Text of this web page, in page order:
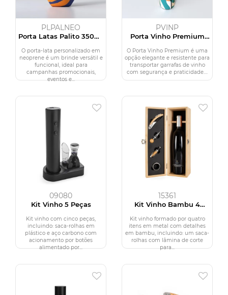
PLPALNEO
Porta Latas Palito 350ml
Personalizado
O porta-lata personalizado em
neoprene é um brinde versátil e
funcional, ideal para
campanhas promocionais,
eventos e...
PVINP
Porta Vinho Premium
O Porta Vinho Premium é uma
opção elegante e resistente para
transportar garrafas de vinho
com segurança e praticidade....
09080
Kit Vinho 5 Peças
Kit vinho com cinco peças,
incluindo: saca-rolhas em
plástico e aço carbono com
acionamento por botões
alimentado por...
15361
Kit Vinho Bambu 4
Kit vinho formado por quatro
itens em metal com detalhes
em bambu, incluindo: um saca-
rolhas com lâmina de corte
para...